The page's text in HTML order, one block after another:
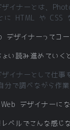
イナーとは、
に HTML や CSS
デザイナーってコ
ょい読み進めていく
イナーとして仕
分で調べながら作
Web デザイナーに
ベルでこんな感じ